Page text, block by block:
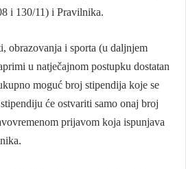
i 130/11) i Pravilnika.
obrazovanja i sporta (u daljnjem
u natječajnom postupku dostatan
moguć broj stipendija koje se
će ostvariti samo onaj broj
prijavom koja ispunjava